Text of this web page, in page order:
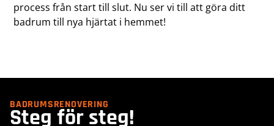
process från start till slut. Nu ser vi till att göra ditt
badrum till nya hjärtat i hemmet!
BADRUMSRENOVERING
Steg för steg!